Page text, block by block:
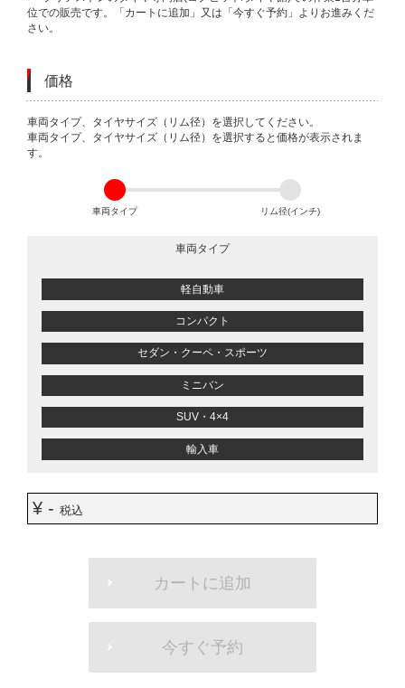
位での販売です。「カートに追加」又は「今すぐ予約」よりお進みくだ
さい。
価格
VARIATIONS
車両タイプ、タイヤサイズ（リム径）を選択してください。
車両タイプ、タイヤサイズ（リム径）を選択すると価格が表示されま
す。
車両タイプ リム径(インチ)
車両タイプ
軽自動車
コンパクト
セダン・クーペ・スポーツ
ミニバン
SUV・4×4
輸入車
¥ - 税込
OPTIONS
カートに追加
今すぐ予約